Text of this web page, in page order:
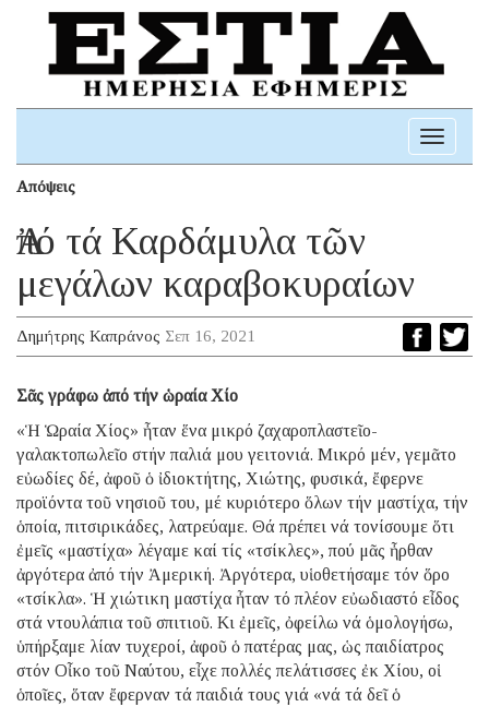
Toggle
Απόψεις
Ἀπό τά Καρδάμυλα τῶν
μεγάλων καραβοκυραίων
Δημήτρης Καπράνος Σεπ 16, 2021
Σᾶς γράφω ἀπό τήν ὡραία Χίο
«Ἡ Ὡραία Χίος» ἦταν ἕνα μικρό ζαχαροπλαστεῖο-
γαλακτοπωλεῖο στήν παλιά μου γειτονιά. Μικρό μέν, γεμᾶτο
εὐωδίες δέ, ἀφοῦ ὁ ἰδιοκτήτης, Χιώτης, φυσικά, ἔφερνε
προϊόντα τοῦ νησιοῦ του, μέ κυριότερο ὅλων τήν μαστίχα, τήν
ὁποία, πιτσιρικάδες, λατρεύαμε. Θά πρέπει νά τονίσουμε ὅτι
ἐμεῖς «μαστίχα» λέγαμε καί τίς «τσίκλες», πού μᾶς ἦρθαν
ἀργότερα ἀπό τήν Ἀμερική. Ἀργότερα, υἱοθετήσαμε τόν ὅρο
«τσίκλα». Ἡ χιώτικη μαστίχα ἦταν τό πλέον εὐωδιαστό εἶδος
στά ντουλάπια τοῦ σπιτιοῦ. Κι ἐμεῖς, ὀφείλω νά ὁμολογήσω,
ὑπήρξαμε λίαν τυχεροί, ἀφοῦ ὁ πατέρας μας, ὡς παιδίατρος
στόν Οἶκο τοῦ Ναύτου, εἶχε πολλές πελάτισσες ἐκ Χίου, οἱ
ὁποῖες, ὅταν ἔφερναν τά παιδιά τους γιά «νά τά δεῖ ὁ